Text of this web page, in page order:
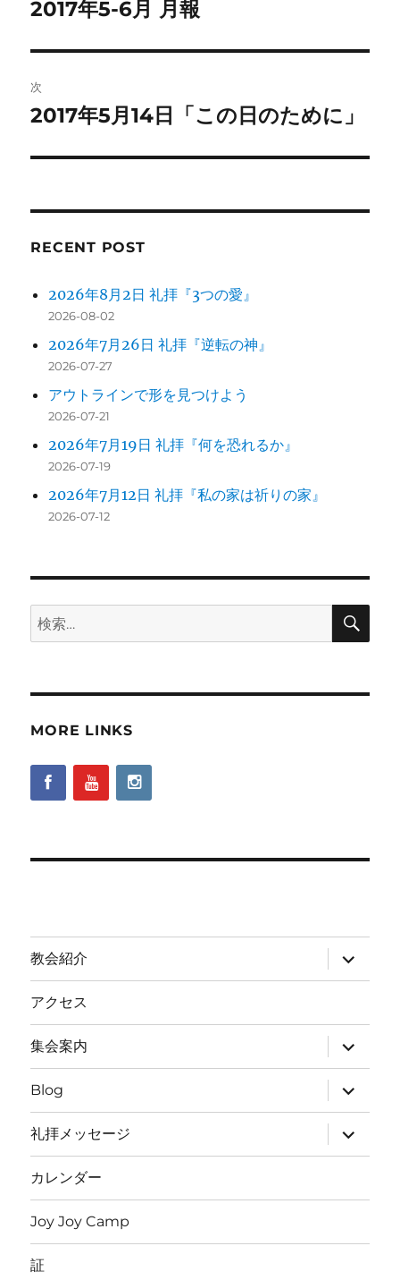
ビ
ゲ
ー
前
投
稿:
2017年5-6月 月報
次
次
投
2017年5月14日「この日のために」
RECENT POST
2026年8月2日 礼拝『3つの愛』
2026-08-02
2026年7月26日 礼拝『逆転の神』
2026-07-27
アウトラインで形を見つけよう
2026-07-21
2026年7月19日 礼拝『何を恐れるか』
2026-07-19
2026年7月12日 礼拝『私の家は祈りの家』
2026-07-12
検
索:
検
MORE LINKS
教会紹介
サ
ブ
メ
ー
を
展
開
アクセス
集会案内
サ
ブ
メ
ニ
ュ
ー
を
展
開
Blog
サ
ブ
メ
ニ
ュ
ー
開
礼拝メッセージ
サ
ブ
メ
ー
開
カレンダー
Joy Joy Camp
証